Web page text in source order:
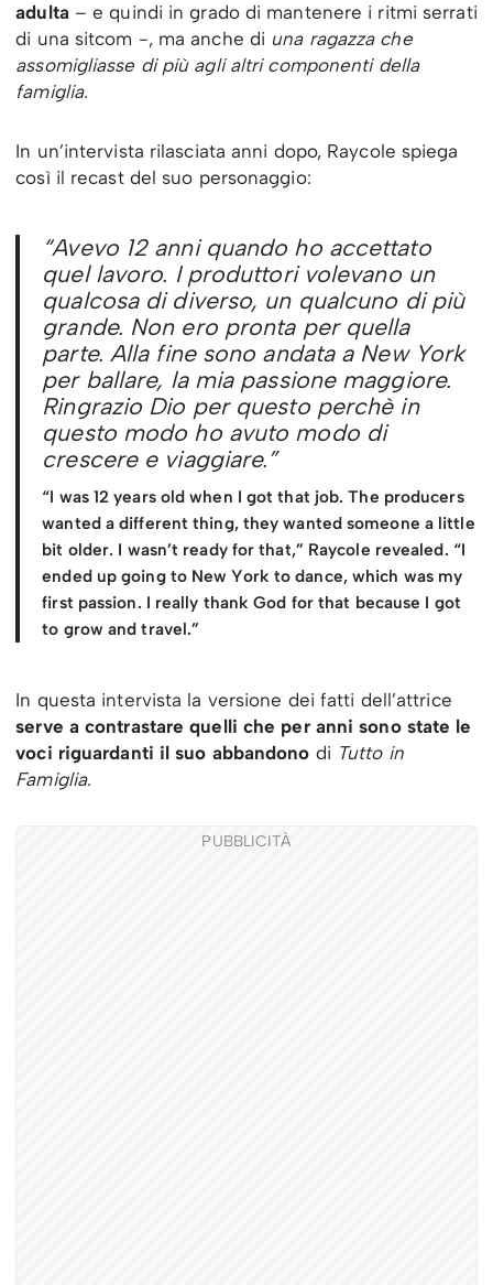
adulta – e quindi in grado di mantenere i ritmi serrati
di una sitcom -, ma anche di una ragazza che
assomigliasse di più agli altri componenti della
famiglia.
In un’intervista rilasciata anni dopo, Raycole spiega
così il recast del suo personaggio:
“Avevo 12 anni quando ho accettato
quel lavoro. I produttori volevano un
qualcosa di diverso, un qualcuno di più
grande. Non ero pronta per quella
parte. Alla fine sono andata a New York
per ballare, la mia passione maggiore.
Ringrazio Dio per questo perchè in
questo modo ho avuto modo di
crescere e viaggiare.”
“I was 12 years old when I got that job. The producers
wanted a different thing, they wanted someone a little
bit older. I wasn’t ready for that,” Raycole revealed. “I
ended up going to New York to dance, which was my
first passion. I really thank God for that because I got
to grow and travel.”
In questa intervista la versione dei fatti dell’attrice
serve a contrastare quelli che per anni sono state le
voci riguardanti il suo abbandono di Tutto in
Famiglia.
PUBBLICITÀ